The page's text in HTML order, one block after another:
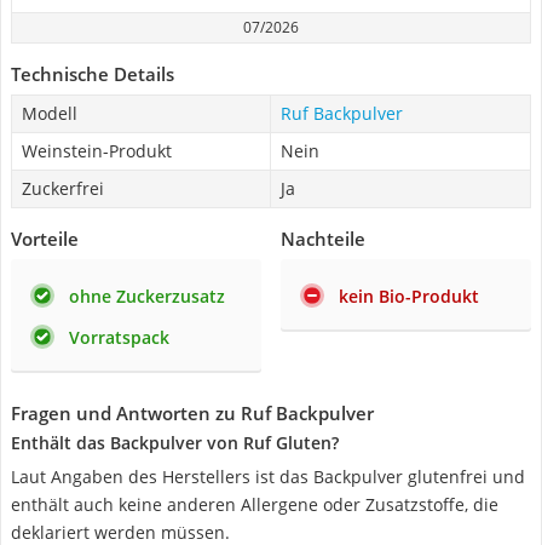
07/2026
Technische Details
Modell
Ruf Backpulver
Weinstein-Produkt
Nein
Zuckerfrei
Ja
Vorteile
ohne Zuckerzusatz
Vorratspack
Nachteile
kein Bio-Produkt
Fragen und Antworten zu Ruf Backpulver
Enthält das Backpulver von Ruf Gluten?
Laut Angaben des Herstellers ist das Backpulver glutenfrei und
enthält auch keine anderen Allergene oder Zusatzstoffe, die
deklariert werden müssen.